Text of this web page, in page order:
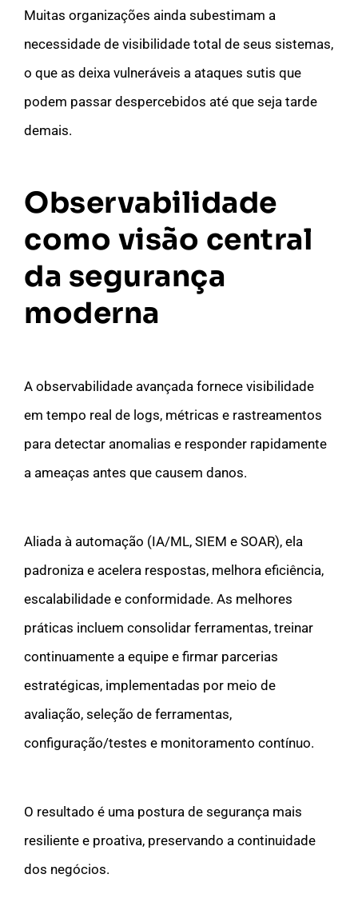
Muitas organizações ainda subestimam a
necessidade de visibilidade total de seus sistemas,
o que as deixa vulneráveis a ataques sutis que
podem passar despercebidos até que seja tarde
demais.
Observabilidade
como visão central
da segurança
moderna
A observabilidade avançada fornece visibilidade
em tempo real de logs, métricas e rastreamentos
para detectar anomalias e responder rapidamente
a ameaças antes que causem danos.
Aliada à automação (IA/ML, SIEM e SOAR), ela
padroniza e acelera respostas, melhora eficiência,
escalabilidade e conformidade. As melhores
práticas incluem consolidar ferramentas, treinar
continuamente a equipe e firmar parcerias
estratégicas, implementadas por meio de
avaliação, seleção de ferramentas,
configuração/testes e monitoramento contínuo.
O resultado é uma postura de segurança mais
resiliente e proativa, preservando a continuidade
dos negócios.